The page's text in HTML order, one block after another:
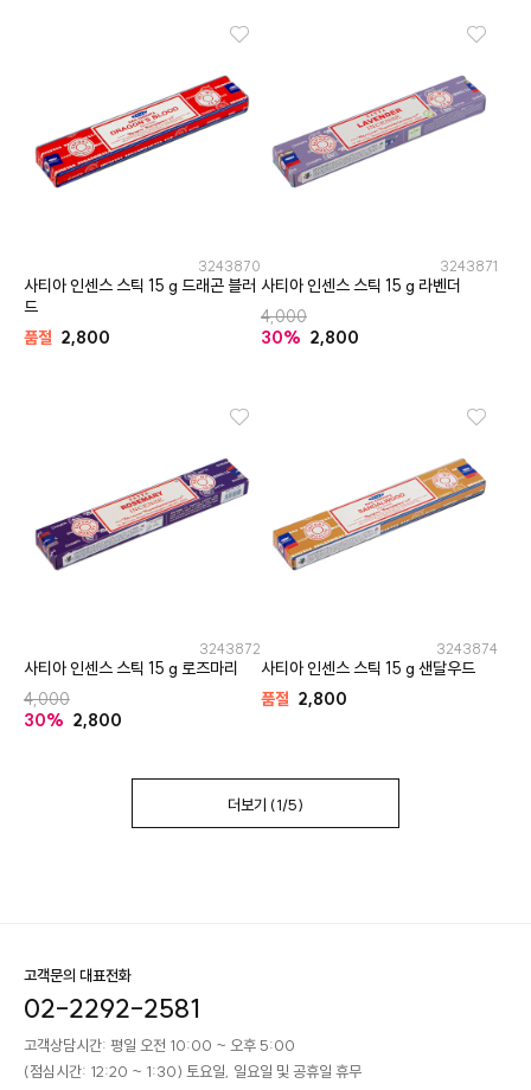
3243870
사티아 인센스 스틱 15 g 드래곤 블러
드
품절 2,800
3243871
사티아 인센스 스틱 15 g 라벤더
4,000
30% 2,800
3243872
사티아 인센스 스틱 15 g 로즈마리
4,000
30% 2,800
3243874
사티아 인센스 스틱 15 g 샌달우드
품절 2,800
더보기 (1/5)
고객문의 대표전화
02-2292-2581
고객상담시간: 평일 오전 10:00 ~ 오후 5:00
(점심시간: 12:20 ~ 1:30) 토요일, 일요일 및 공휴일 휴무